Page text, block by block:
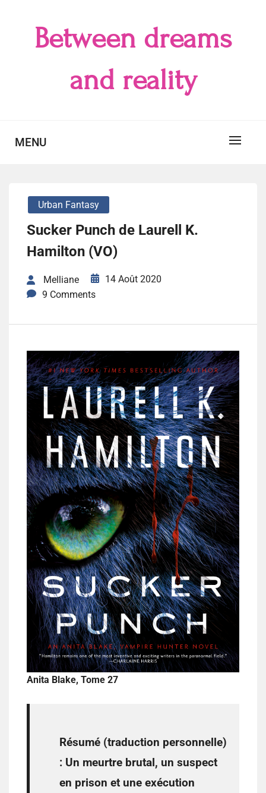
Between dreams
and reality
MENU
Urban Fantasy
Sucker Punch de Laurell K.
Hamilton (VO)
Melliane
14 Août 2020
9 Comments
Anita Blake, Tome 27
Résumé (traduction personnelle)
: Un meurtre brutal, un suspect
en prison et une exécution